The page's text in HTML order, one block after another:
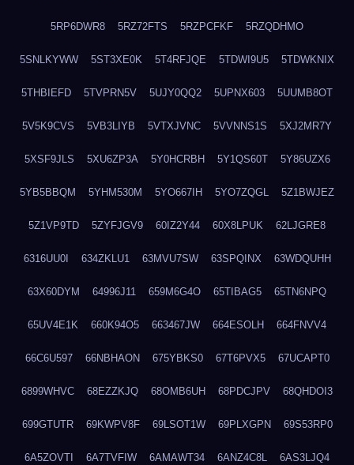
5RP6DWR8 5RZ72FTS 5RZPCFKF 5RZQDHMO
5SNLKYWW 5ST3XE0K 5T4RFJQE 5TDWI9U5 5TDWKNIX
5THBIEFD 5TVPRN5V 5UJY0QQ2 5UPNX603 5UUMB8OT
5V5K9CVS 5VB3LIYB 5VTXJVNC 5VVNNS1S 5XJ2MR7Y
5XSF9JLS 5XU6ZP3A 5Y0HCRBH 5Y1QS60T 5Y86UZX6
5YB5BBQM 5YHM530M 5YO667IH 5YO7ZQGL 5Z1BWJEZ
5Z1VP9TD 5ZYFJGV9 60IZ2Y44 60X8LPUK 62LJGRE8
6316UU0I 634ZKLU1 63MVU7SW 63SPQINX 63WDQUHH
63X60DYM 64996J11 659M6G4O 65TIBAG5 65TN6NPQ
65UV4E1K 660K94O5 663467JW 664ESOLH 664FNVV4
66C6U597 66NBHAON 675YBKS0 67T6PVX5 67UCAPT0
6899WHVC 68EZZKJQ 68OMB6UH 68PDCJPV 68QHDOI3
699GTUTR 69KWPV8F 69LSOT1W 69PLXGPN 69S53RP0
6A5ZOVTI 6A7TVFIW 6AMAWT34 6ANZ4C8L 6AS3LJQ4